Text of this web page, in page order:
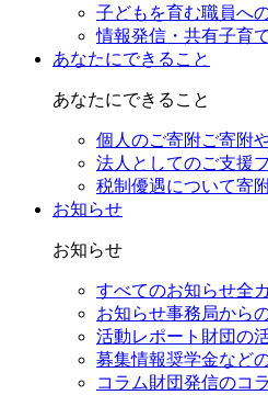
子どもを育む職員へ
情報発信・共有子育
あなたにできること
あなたにできること
個人のご寄附ご寄附
法人としてのご支援
税制優遇について寄
お知らせ
お知らせ
すべてのお知らせ全
お知らせ事務局から
活動レポート 財団の
募集情報奨学金など
コラム財団発信のコ